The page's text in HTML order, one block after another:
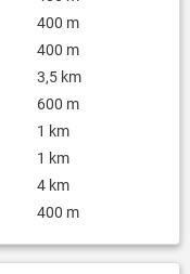
400 m
400 m
3,5 km
600 m
1 km
1 km
4 km
400 m